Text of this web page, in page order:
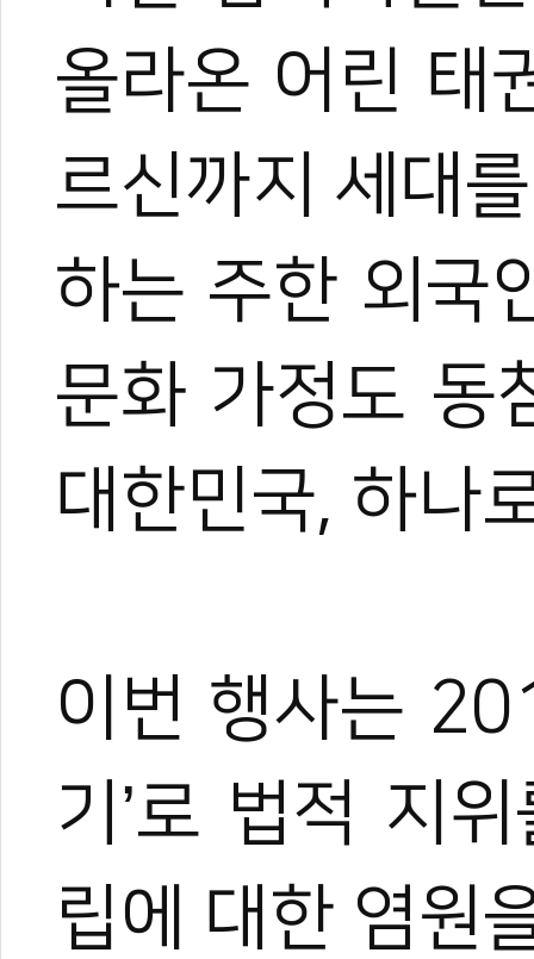
올라온 어린 태
르신까지 세대
하는 주한 외국
문화 가정도 동
대한민국, 하나
이번 행사는
기’로 법적 지
립에 대한 염원